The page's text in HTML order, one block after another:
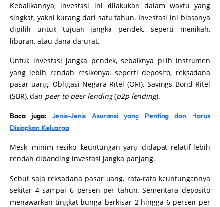
Kebalikannya, investasi ini dilakukan dalam waktu yang
singkat, yakni kurang dari satu tahun. Investasi ini biasanya
dipilih untuk tujuan jangka pendek, seperti menikah,
liburan, atau dana darurat.
Untuk investasi jangka pendek, sebaiknya pilih instrumen
yang lebih rendah resikonya, seperti deposito, reksadana
pasar uang, Obligasi Negara Ritel (ORI), Savings Bond Ritel
(SBR), dan peer to peer lending(p2p lending).
Baca juga:Jenis-Jenis Asuransi yang Penting dan Harus
Disiapkan Keluarga
Meski minim resiko, keuntungan yang didapat relatif lebih
rendah dibanding investasi jangka panjang.
Sebut saja reksadana pasar uang, rata-rata keuntungannya
sekitar 4 sampai 6 persen per tahun. Sementara deposito
menawarkan tingkat bunga berkisar 2 hingga 6 persen per